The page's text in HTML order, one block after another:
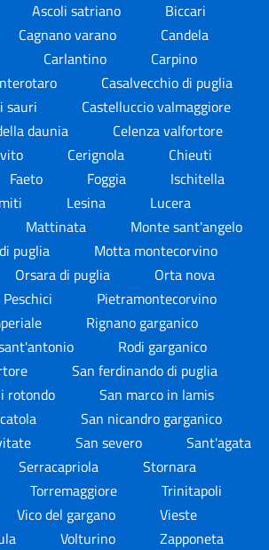
Ascoli satriano
Biccari
Cagnano varano
Candela
Carlantino
Carpino
Casalvecchio di puglia
sauri
Castelluccio valmaggiore
daunia
Celenza valfortore
Cerignola
Chieuti
Faeto Foggia
Ischitella
Lesina
Lucera
Mattinata
Monte sant'angelo
puglia
Motta montecorvino
Orsara di puglia
Orta nova
Peschici
Pietramontecorvino
Rignano garganico
Rodi garganico
San ferdinando di puglia
rotondo
San marco in lamis
San nicandro garganico
San severo
Sant'agata
Serracapriola
Stornara
Torremaggiore
Trinitapoli
Vico del gargano
Vieste
Volturino Zapponeta